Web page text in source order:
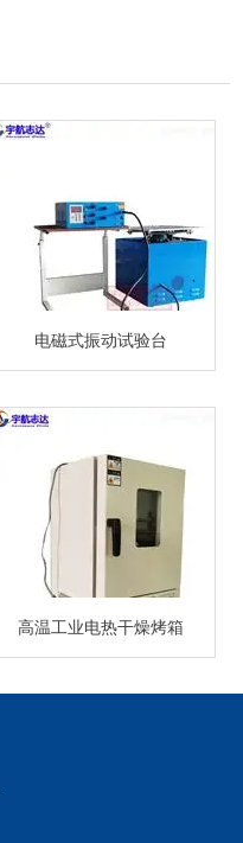
电磁式振动试验台
高温工业电热干燥烤箱